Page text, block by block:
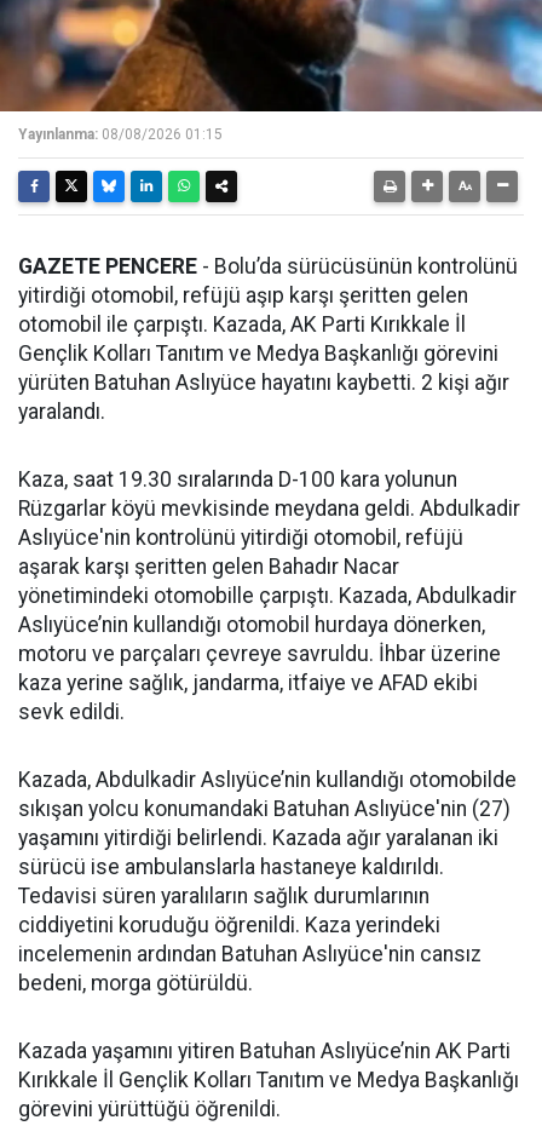
Yayınlanma: 08/08/2026 01:15
GAZETE PENCERE - Bolu’da sürücüsünün kontrolünü
yitirdiği otomobil, refüjü aşıp karşı şeritten gelen
otomobil ile çarpıştı. Kazada, AK Parti Kırıkkale İl
Gençlik Kolları Tanıtım ve Medya Başkanlığı görevini
yürüten Batuhan Aslıyüce hayatını kaybetti. 2 kişi ağır
yaralandı.
Kaza, saat 19.30 sıralarında D-100 kara yolunun
Rüzgarlar köyü mevkisinde meydana geldi. Abdulkadir
Aslıyüce'nin kontrolünü yitirdiği otomobil, refüjü
aşarak karşı şeritten gelen Bahadır Nacar
yönetimindeki otomobille çarpıştı. Kazada, Abdulkadir
Aslıyüce’nin kullandığı otomobil hurdaya dönerken,
motoru ve parçaları çevreye savruldu. İhbar üzerine
kaza yerine sağlık, jandarma, itfaiye ve AFAD ekibi
sevk edildi.
Kazada, Abdulkadir Aslıyüce’nin kullandığı otomobilde
sıkışan yolcu konumandaki Batuhan Aslıyüce'nin (27)
yaşamını yitirdiği belirlendi. Kazada ağır yaralanan iki
sürücü ise ambulanslarla hastaneye kaldırıldı.
Tedavisi süren yaralıların sağlık durumlarının
ciddiyetini koruduğu öğrenildi. Kaza yerindeki
incelemenin ardından Batuhan Aslıyüce'nin cansız
bedeni, morga götürüldü.
Kazada yaşamını yitiren Batuhan Aslıyüce’nin AK Parti
Kırıkkale İl Gençlik Kolları Tanıtım ve Medya Başkanlığı
görevini yürüttüğü öğrenildi.